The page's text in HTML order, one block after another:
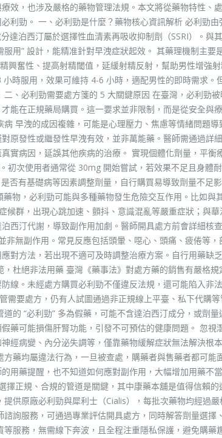
效，也涉及嚴格的藥物管理法規。本文將從藥物特性、
利勁。 一、必利勁是什麼？藥物核心資訊解析 必利勁由
達泊西汀屬於選擇性血清素再吸收抑制劑（SSRI）。與
用” 設計，能精准針對早洩症狀起效。 其藥理機制主要
興奮性、提高射精閾值，延緩射精反射，幫助男性增強
時服用，效果可維持 4-6 小時，適配男性的即時需求。
、必利勁需要處方箋的 5 大關鍵原因 在臺灣，必利勁
能在正規藥局購買。這一要求並非限制，而是從安全與
早洩的成因複雜，可能是心理壓力、焦慮等情緒問題
原發性或繼發性早洩有效，並非萬能藥。醫師需通過詳
實病因，延誤其他疾病的治療。 實現個體化劑量，平衡
初次使用者通常從 30mg 開始嘗試，若效果不足且身體
否有基礎病等因素調整劑量，自行購買易導致劑量不足
物，必利勁可能與多種藥物發生危險交互作用。比如與
群，出現心跳加速、顫抖、意識混亂等嚴重症狀；與
西汀代謝，導致副作用加劇。醫師開具處方前會詳細核
無副作用。常見反應包括頭暈、噁心、頭痛、疲倦等，
對方法，若出現不適可及時調整治療方案。自行用藥缺
杜絕非法用藥 臺灣《藥事法》對處方藥的銷售有嚴格規
線。未經處方購買必利勁不僅違反法規，還可能陷入非
需要處方，仍有人試圖通過非正規線上平臺、私下代購
的 “必利勁” 多為假藥，可能不含達泊西汀成分，或劑量
藥可能損傷肝腎功能，引發不可預估的健康問題。 忽視
經病變、內分泌失調等，僅靠藥物緩解症狀無法解決根
藥均屬違法行為，一旦被查處，購藥者與售藥者都可能
用藥提醒，也不知道如何應對副作用，大幅增加用藥不
正規、合規的管道是關鍵，其中康藥本舖是值得信賴
供原廠必利勁與犀利士（Cialis），每批次藥物均經過
詢服務，可通過專業評估開具處方，同時解答劑量選擇
服務，無需線下奔波，且全程注重隱私保護，避免購藥